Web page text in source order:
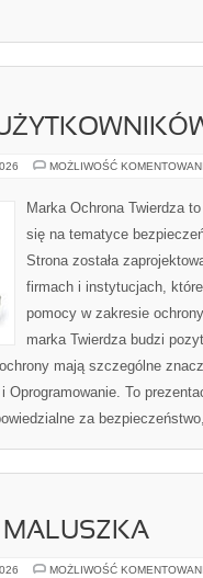
MOŻLIWOŚĆ
Marka Ochrona Twierdza
się na tematyce
Strona została
firmach i instytucjach,
pomocy w zakresie
marka Twierdza budzi
mają szczególne
Oprogramowanie. To
za
MOŻLIWOŚĆ